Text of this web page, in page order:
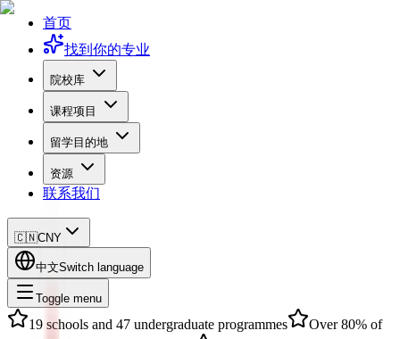
首页
找到你的专业
院校库
课程项目
留学目的地
资源
联系我们
🇨🇳CNY
中文Switch language
Toggle menu
19 schools and 47 undergraduate programmes
Over 80% of